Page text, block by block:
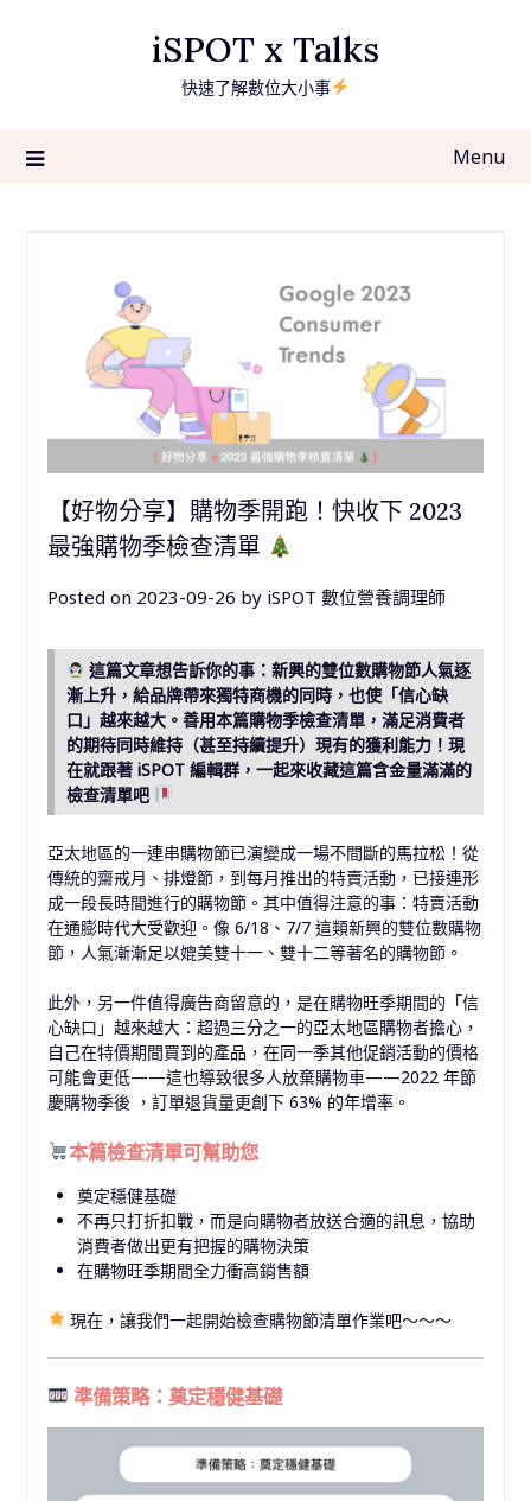
iSPOT x Talks
快速了解數位大小事
Menu
【好物分享】購物季開跑！快收下 2023
最強購物季檢查清單
Posted on 2023-09-26 by iSPOT 數位營養調理師
這篇文章想告訴你的事：新興的雙位數購物節人氣逐
漸上升，給品牌帶來獨特商機的同時，也使「信心缺
口」越來越大。善用本篇購物季檢查清單，滿足消費者
的期待同時維持（甚至持續提升）現有的獲利能力！現
在就跟著 iSPOT 編輯群，一起來收藏這篇含金量滿滿的
檢查清單吧
亞太地區的一連串購物節已演變成一場不間斷的馬拉松！從
傳統的齋戒月、排燈節，到每月推出的特賣活動，已接連形
成一段長時間進行的購物節。其中值得注意的事：特賣活動
在通膨時代大受歡迎。像 6/18、7/7 這類新興的雙位數購物
節，人氣漸漸足以媲美雙十一、雙十二等著名的購物節。
此外，另一件值得廣告商留意的，是在購物旺季期間的「信
心缺口」越來越大：超過三分之一的亞太地區購物者擔心，
自己在特價期間買到的產品，在同一季其他促銷活動的價格
可能會更低——這也導致很多人放棄購物車——2022 年節
慶購物季後 ，訂單退貨量更創下 63% 的年增率。
本篇檢查清單可幫助您
奠定穩健基礎
不再只打折扣戰，而是向購物者放送合適的訊息，協助
消費者做出更有把握的購物決策
在購物旺季期間全力衝高銷售額
現在，讓我們一起開始檢查購物節清單作業吧～～～
準備策略：奠定穩健基礎